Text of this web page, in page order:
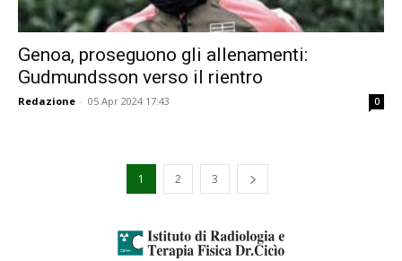
Genoa, proseguono gli allenamenti:
Gudmundsson verso il rientro
Redazione - 05 Apr 2024 17:43 0
1 2 3